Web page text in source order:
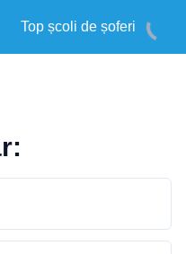
Top școli de șoferi